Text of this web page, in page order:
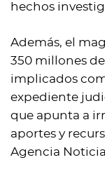
hechos
Además, el
350 millones
implicados
expediente
que apunta a
aportes y
Agencia